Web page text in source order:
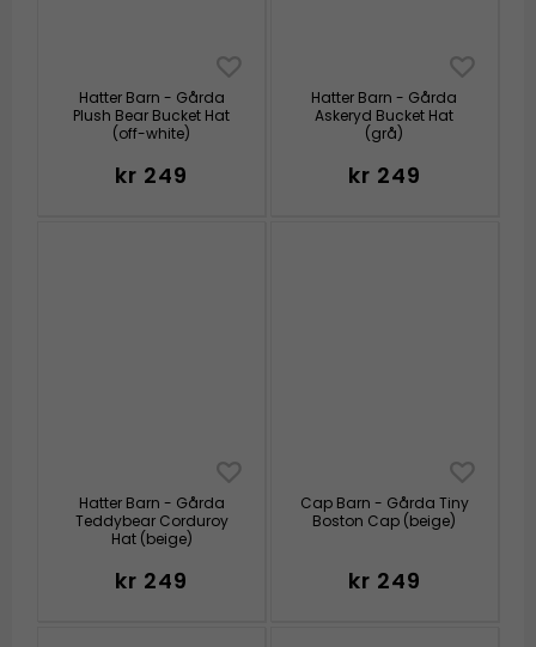
Hatter Barn - Gårda
Plush Bear Bucket Hat
(off-white)
kr 249
Hatter Barn - Gårda
Askeryd Bucket Hat
(grå)
kr 249
Hatter Barn - Gårda
Teddybear Corduroy
Hat (beige)
kr 249
Cap Barn - Gårda Tiny
Boston Cap (beige)
kr 249